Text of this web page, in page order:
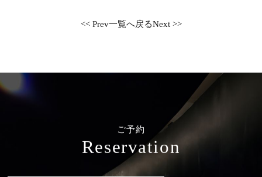
<< Prev一覧へ戻るNext >>
ご予約
Reservation